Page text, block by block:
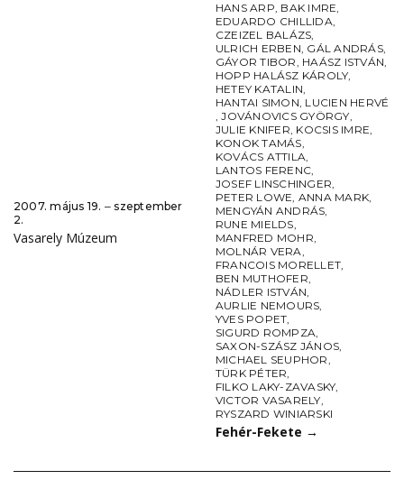
2007. május 19. ‒ szeptember
2.
Vasarely Múzeum
HANS ARP, BAK IMRE,
EDUARDO CHILLIDA,
CZEIZEL BALÁZS,
ULRICH ERBEN, GÁL ANDRÁS,
GÁYOR TIBOR, HAÁSZ ISTVÁN,
HOPP HALÁSZ KÁROLY,
HETEY KATALIN,
HANTAI SIMON, LUCIEN HERVÉ
,JOVÁNOVICS GYÖRGY,
JULIE KNIFER, KOCSIS IMRE,
KONOK TAMÁS,
KOVÁCS ATTILA,
LANTOS FERENC,
JOSEF LINSCHINGER,
PETER LOWE, ANNA MARK,
MENGYÁN ANDRÁS,
RUNE MIELDS,
MANFRED MOHR,
MOLNÁR VERA,
FRANCOIS MORELLET,
BEN MUTHOFER,
NÁDLER ISTVÁN,
AURLIE NEMOURS,
YVES POPET,
SIGURD ROMPZA,
SAXON-SZÁSZ JÁNOS,
MICHAEL SEUPHOR,
TÜRK PÉTER,
FILKO LAKY-ZAVASKY,
VICTOR VASARELY,
RYSZARD WINIARSKI
Fehér-Fekete →